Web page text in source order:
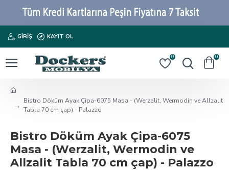
GIRIŞ KAYIT OL
0 0
Bistro Döküm Ayak Çipa-6075 Masa - (Werzalit, Wermodin ve Allzalit
Tabla 70 cm çap) - Palazzo
Bistro Döküm Ayak Çipa-6075
Masa - (Werzalit, Wermodin ve
Allzalit Tabla 70 cm çap) - Palazzo